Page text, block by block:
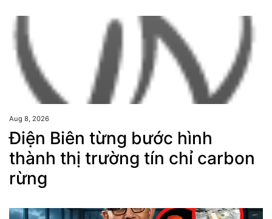
Aug 8, 2026
Điện Biên từng bước hình
thành thị trường tín chỉ carbon
rừng